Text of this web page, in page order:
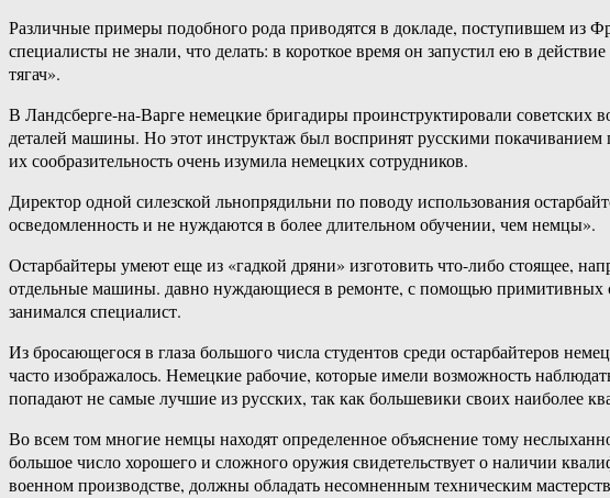
Различные примеры подобного рода приводятся в докладе, поступившем из
специалисты не знали, что делать: в короткое время он запустил ею в
тягач».
В Ландсберге-на-Варге немецкие бригадиры проинструктировали советских
деталей машины. Но этот инструктаж был воспринят русскими покачиванием
их сообразительность очень изумила немецких сотрудников.
Директор одной силезской льнопрядильни по поводу использования
осведомленность и не нуждаются в более длительном обучении, чем немцы».
Остарбайтеры умеют еще из «гадкой дряни» изготовить что-либо стоящее,
отдельные машины. давно нуждающиеся в ремонте, с помощью примитивных
занимался специалист.
Из бросающегося в глаза большого числа студентов среди остарбайтеров
часто изображалось. Немецкие рабочие, которые имели возможность
попадают не самые лучшие из русских, так как большевики своих наиболее
Во всем том многие немцы находят определенное объяснение тому
большое число хорошего и сложного оружия свидетельствует о наличии
военном производстве, должны обладать несомненным техническим